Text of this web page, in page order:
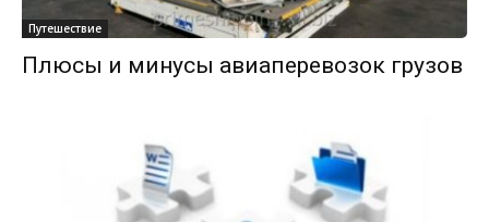
Путешествие
Плюсы и минусы авиаперевозок грузов